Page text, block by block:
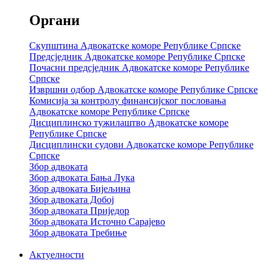
Органи
Скупштина Адвокатске коморе Републике Српске
Предсједник Адвокатске коморе Републике Српске
Почасни предсједник Адвокатске коморе Републике
Српске
Извршни одбор Адвокатске коморе Републике Српске
Комисија за контролу финансијског пословања
Адвокатске коморе Републике Српске
Дисциплинско тужилаштво Адвокатске коморе
Републике Српске
Дисциплински судови Адвокатске коморе Републике
Српске
Збор адвоката
Збор адвоката Бања Лука
Збор адвоката Бијељина
Збор адвоката Добој
Збор адвоката Приједор
Збор адвоката Источно Сарајево
Збор адвоката Требиње
Актуелности